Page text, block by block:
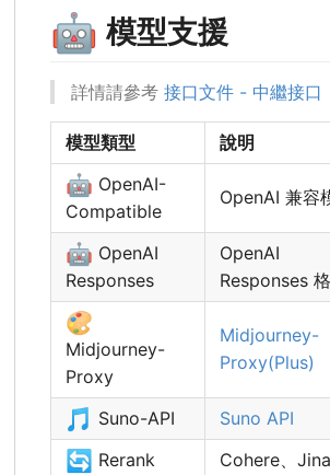
🤖 模型支援
詳情請參考 接口文件 - 中繼接口
模型類型 說明
🤖 OpenAI-
Compatible
OpenAI 兼容
🤖 OpenAI
Responses
OpenAI
Responses
🎨
Midjourney-
Proxy
Midjourney-
Proxy(Plus)
🎵 Suno-API Suno API
🔄 Rerank Cohere、Jina